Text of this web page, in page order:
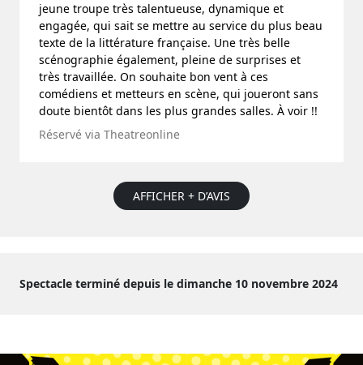
jeune troupe très talentueuse, dynamique et
engagée, qui sait se mettre au service du plus beau
texte de la littérature française. Une très belle
scénographie également, pleine de surprises et
très travaillée. On souhaite bon vent à ces
comédiens et metteurs en scène, qui joueront sans
doute bientôt dans les plus grandes salles. À voir !!
Réservé via Theatreonline
AFFICHER + D’AVIS
Spectacle terminé depuis le dimanche 10 novembre 2024